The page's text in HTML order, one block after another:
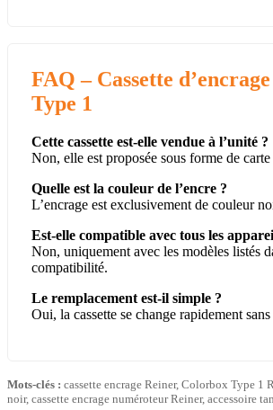
FAQ – Cassette
Type 1
Cette cassette est-elle vendue à l’unité ?
Non, elle est proposée sous forme de
Quelle est la couleur de l’encre ?
L’encrage est exclusivement de couleur
Est-elle compatible avec tous les
Non, uniquement avec les modèles listés
compatibilité.
Le remplacement est-il simple ?
Oui, la cassette se change rapidement
Mots-clés : cassette encrage Reiner, Colorbox Type 1
noir, cassette encrage numéroteur Reiner, accessoire